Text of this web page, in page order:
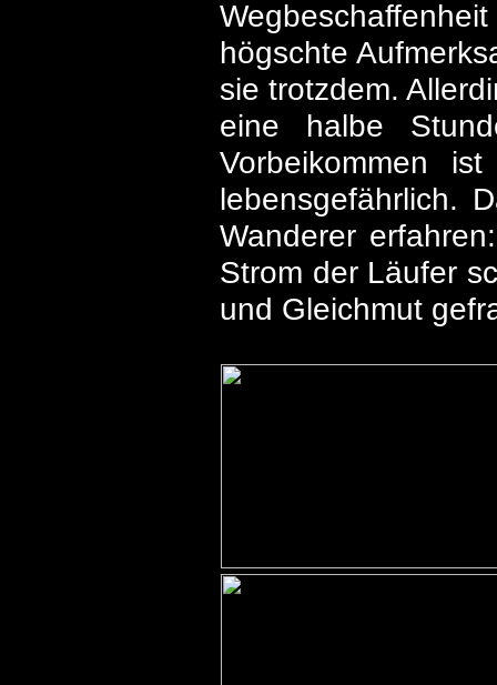
högschte
sie trotzdem.
eine halbe
Vorbeikommen
lebensgefährlich.
Wanderer
Strom der Läufer
und Gleichmut